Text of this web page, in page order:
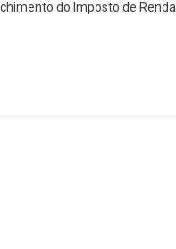
do Imposto de Renda